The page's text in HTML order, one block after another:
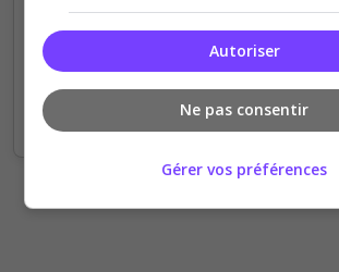
20
Sep Oct Nov Dec Jan Feb Mar Apr May
Clics
Autoriser
Ne pas consentir
Gérer vos préférences